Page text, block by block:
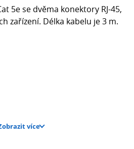
5e se dvěma konektory RJ-45,
zařízení. Délka kabelu je 3 m.
více